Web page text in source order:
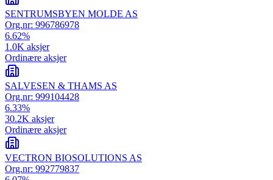
SENTRUMSBYEN MOLDE AS
Org.nr: 996786978
6.62%
1.0K aksjer
Ordinære aksjer
SALVESEN & THAMS AS
Org.nr: 999104428
6.33%
30.2K aksjer
Ordinære aksjer
VECTRON BIOSOLUTIONS AS
Org.nr: 992779837